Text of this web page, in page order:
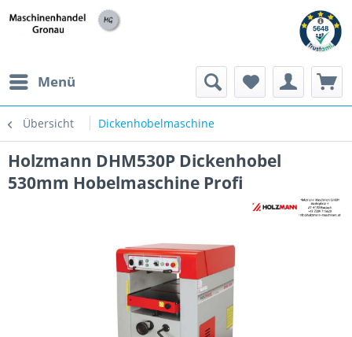
Menü
Übersicht Dickenhobelmaschine
Holzmann DHM530P Dickenhobel
530mm Hobelmaschine Profi